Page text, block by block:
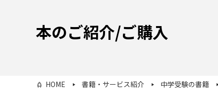
本のご紹介/ご購入
HOME 書籍・サービス紹介 中学受験の書籍